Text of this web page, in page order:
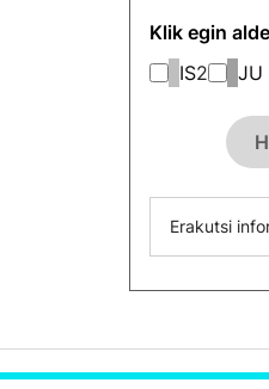
Klik egin
IS2 JU
Erakutsi